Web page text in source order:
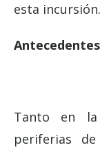
esta incursión.
Antecedentes
Tanto en
periferias